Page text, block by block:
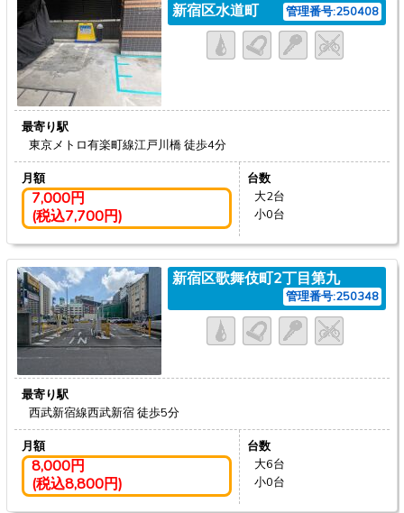
新宿区水道町 管理番号:250408
最寄り駅
東京メトロ有楽町線江戸川橋徒歩4分
月額
7,000円
(税込7,700円)
台数
大2台
小0台
新宿区歌舞伎町2丁目第九
管理番号:250348
最寄り駅
西武新宿線西武新宿徒歩5分
月額
8,000円
(税込8,800円)
台数
大6台
小0台